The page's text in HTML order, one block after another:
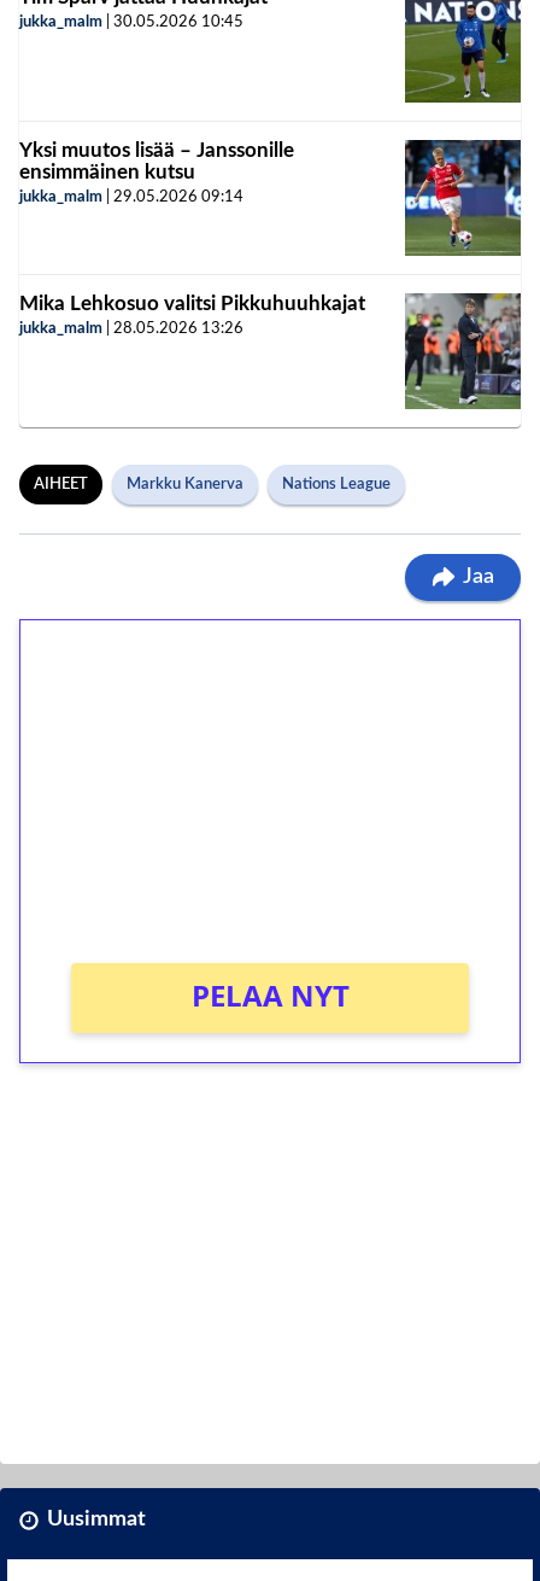
jukka_malm 30.05.2026 10:45
Yksi muutos lisää – Janssonille
ensimmäinen kutsu
jukka_malm 29.05.2026 09:14
Mika Lehkosuo valitsi Pikkuhuuhkajat
jukka_malm 28.05.2026 13:26
AIHEET Markku Kanerva Nations League
Jaa
PELAA NYT
Uusimmat